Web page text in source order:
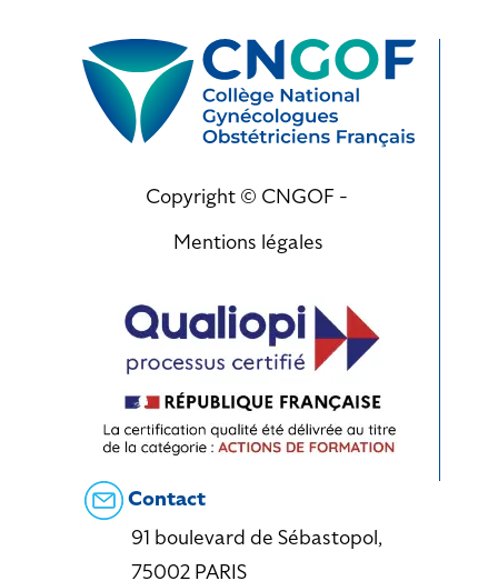
Copyright © CNGOF -
Mentions légales
Contact
91 boulevard de Sébastopol,
75002 PARIS